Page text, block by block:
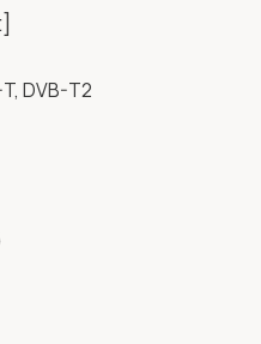
DVB-T2